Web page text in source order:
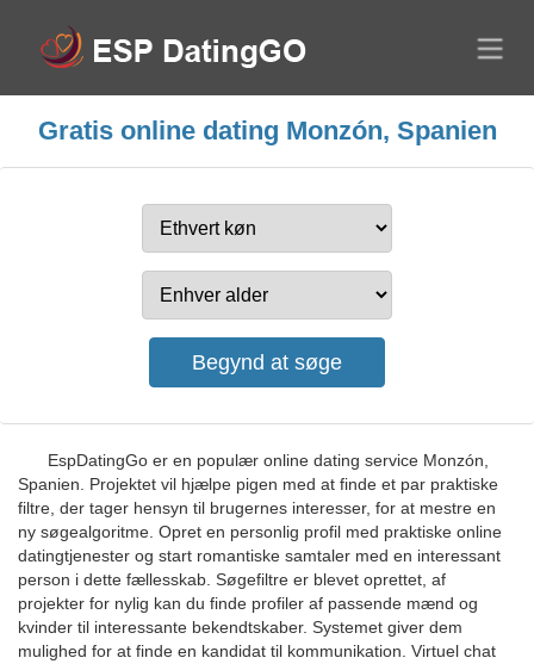
Gratis online dating Monzón, Spanien
EspDatingGo er en populær online dating service Monzón,
Spanien. Projektet vil hjælpe pigen med at finde et par praktiske
filtre, der tager hensyn til brugernes interesser, for at mestre en
ny søgealgoritme. Opret en personlig profil med praktiske online
datingtjenester og start romantiske samtaler med en interessant
person i dette fællesskab. Søgefiltre er blevet oprettet, af
projekter for nylig kan du finde profiler af passende mænd og
kvinder til interessante bekendtskaber. Systemet giver dem
mulighed for at finde en kandidat til kommunikation. Virtuel chat